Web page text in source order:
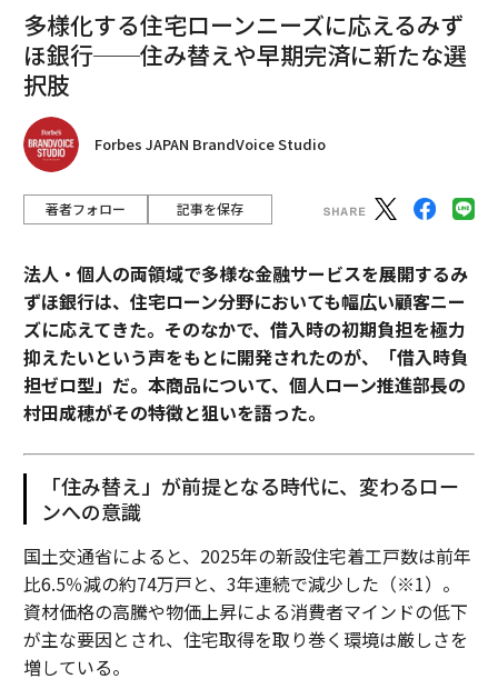
多様化する住宅ローンニーズに応えるみず
ほ銀行──住み替えや早期完済に新たな選
択肢
Forbes JAPAN BrandVoice Studio
著者フォロー 記事を保存
法人・個人の両領域で多様な金融サービスを展開するみ
ずほ銀行は、住宅ローン分野においても幅広い顧客ニー
ズに応えてきた。そのなかで、借入時の初期負担を極力
抑えたいという声をもとに開発されたのが、「借入時負
担ゼロ型」だ。本商品について、個人ローン推進部長の
村田成穂がその特徴と狙いを語った。
「住み替え」が前提となる時代に、変わるロー
ンへの意識
国土交通省によると、2025年の新設住宅着工戸数は前年
比6.5％減の約74万戸と、3年連続で減少した（※1）。
資材価格の高騰や物価上昇による消費者マインドの低下
が主な要因とされ、住宅取得を取り巻く環境は厳しさを
増している。